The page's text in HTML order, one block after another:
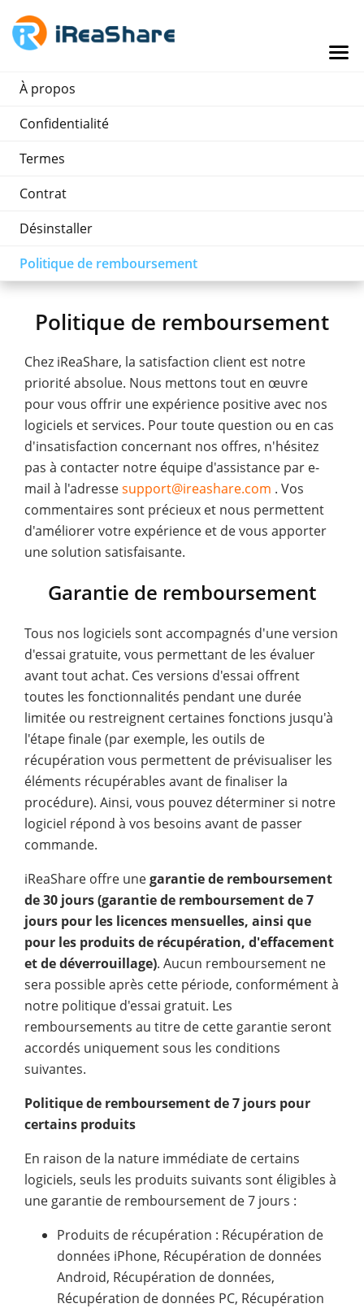
À propos
Confidentialité
Termes
Contrat
Désinstaller
Politique de remboursement
Politique de remboursement
Chez iReaShare, la satisfaction client est notre
priorité absolue. Nous mettons tout en œuvre
pour vous offrir une expérience positive avec nos
logiciels et services. Pour toute question ou en cas
d'insatisfaction concernant nos offres, n'hésitez
pas à contacter notre équipe d'assistance par e-
mail à l'adressesupport@ireashare.com . Vos
commentaires sont précieux et nous permettent
d'améliorer votre expérience et de vous apporter
une solution satisfaisante.
Garantie de remboursement
Tous nos logiciels sont accompagnés d'une version
d'essai gratuite, vous permettant de les évaluer
avant tout achat. Ces versions d'essai offrent
toutes les fonctionnalités pendant une durée
limitée ou restreignent certaines fonctions jusqu'à
l'étape finale (par exemple, les outils de
récupération vous permettent de prévisualiser les
éléments récupérables avant de finaliser la
procédure). Ainsi, vous pouvez déterminer si notre
logiciel répond à vos besoins avant de passer
commande.
iReaShare offre unegarantie de remboursement
de 30 jours (garantie de remboursement de 7
jours pour les licences mensuelles, ainsi que
pour les produits de récupération, d'effacement
et de déverrouillage). Aucun remboursement ne
sera possible après cette période, conformément à
notre politique d'essai gratuit. Les
remboursements au titre de cette garantie seront
accordés uniquement sous les conditions
suivantes.
Politique de remboursement de 7 jours pour
certains produits
En raison de la nature immédiate de certains
logiciels, seuls les produits suivants sont éligibles à
une garantie de remboursement de 7 jours :
Produits de récupération : Récupération de
données iPhone, Récupération de données
Android, Récupération de données,
Récupération de données PC, Récupération